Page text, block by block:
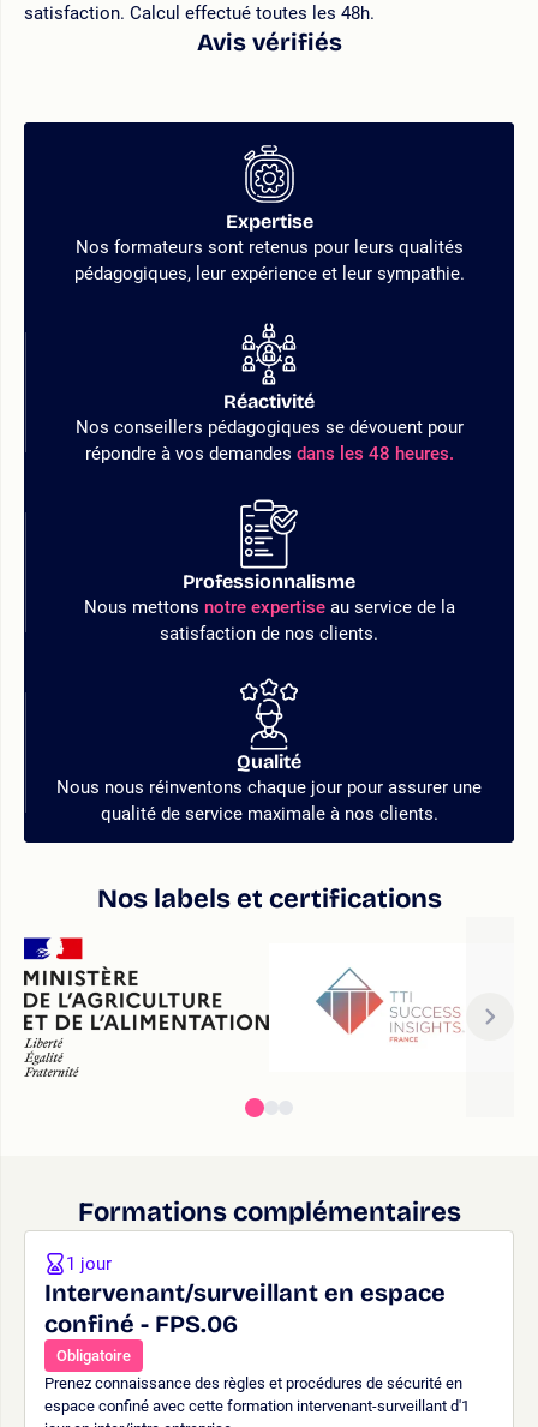
satisfaction. Calcul effectué toutes les 48h.
Avis vérifiés
Expertise
Nos formateurs sont retenus pour leurs qualités
pédagogiques, leur expérience et leur sympathie.
Réactivité
Nos conseillers pédagogiques se dévouent pour
répondre à vos demandes dans les 48 heures.
Professionnalisme
Nous mettons notre expertiseau service de la
satisfaction de nos clients.
Qualité
Nous nous réinventons chaque jour pour assurer une
qualité de service maximale à nos clients.
Nos labels et certifications
Formations complémentaires
Intervenant/surveillant en espace
confiné - FPS.06
Obligatoire
Prenez connaissance des règles et procédures de sécurité en
espace confiné avec cette formation intervenant-surveillant d'1
1 jour